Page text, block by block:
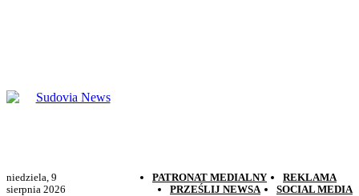
niedziela, 9
sierpnia 2026
PATRONAT MEDIALNY
REKLAMA
PRZEŚLIJ NEWSA
SOCIAL MEDIA